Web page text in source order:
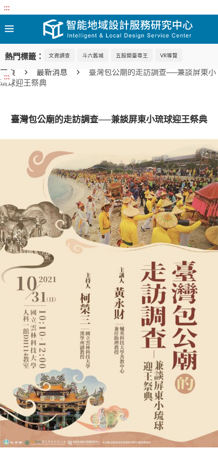
:::
熱門標籤： 文資調查 斗六舊城 五股開臺尊王 VR導覽
:::
首頁 最新消息
臺灣包公廟的走訪調查──兼談屏東小
琉球迎王祭典
臺灣包公廟的走訪調查──兼談屏東小琉球迎王祭典